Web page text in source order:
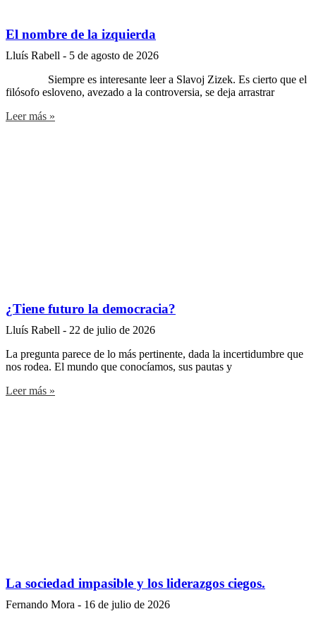
El nombre de la izquierda
Lluís Rabell
5 de agosto de 2026
Siempre es interesante leer a Slavoj Zizek. Es cierto que el
filósofo esloveno, avezado a la controversia, se deja arrastrar
Leer más »
¿Tiene futuro la democracia?
Lluís Rabell
22 de julio de 2026
La pregunta parece de lo más pertinente, dada la incertidumbre que
nos rodea. El mundo que conocíamos, sus pautas y
Leer más »
La sociedad impasible y los liderazgos ciegos.
Fernando Mora
16 de julio de 2026